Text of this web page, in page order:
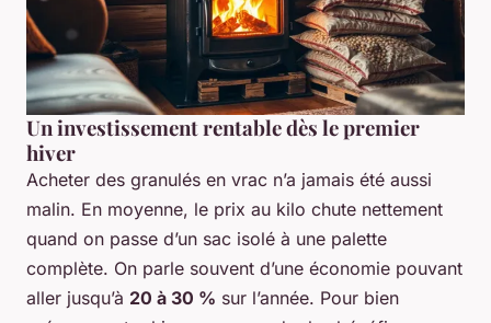
Un investissement rentable dès le premier
hiver
Acheter des granulés en vrac n’a jamais été aussi
malin. En moyenne, le prix au kilo chute nettement
quand on passe d’un sac isolé à une palette
complète. On parle souvent d’une économie pouvant
aller jusqu’à 20 à 30 % sur l’année. Pour bien